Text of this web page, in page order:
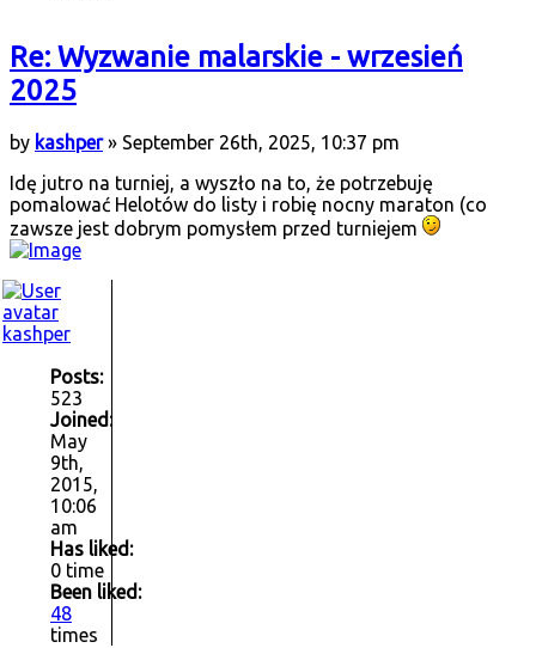
Re: Wyzwanie malarskie - wrzesień
2025
by kashper» September 26th, 2025, 10:37 pm
Idę jutro na turniej, a wyszło na to, że potrzebuję
pomalować Helotów do listy i robię nocny maraton (co
zawsze jest dobrym pomysłem przed turniejem
kashper
Posts:
523
Joined:
May
9th,
2015,
10:06
am
Has liked:
0 time
Been liked:
48
times